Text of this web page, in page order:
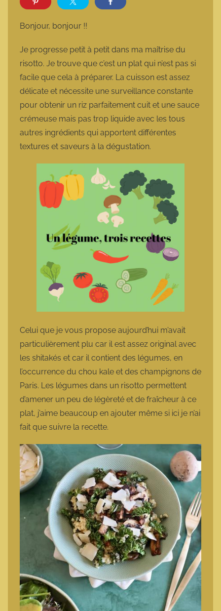
o
t
t
e
Bonjour, bonjour !!
Je progresse petit à petit dans ma maîtrise du
risotto. Je trouve que c’est un plat qui n’est pas si
facile que cela à préparer. La cuisson est assez
délicate et nécessite une surveillance constante
pour obtenir un riz parfaitement cuit et une sauce
crémeuse mais pas trop liquide avec les tous
autres ingrédients qui apportent différentes
textures et saveurs à la dégustation.
Celui que je vous propose aujourd’hui m’avait
particulièrement plu car il est assez original avec
les shitakés et car il contient des légumes, en
l’occurrence du chou kale et des champignons de
Paris. Les légumes dans un risotto permettent
d’amener un peu de légèreté et de fraîcheur à ce
plat, j’aime beaucoup en ajouter même si ici je n’ai
fait que suivre la recette.